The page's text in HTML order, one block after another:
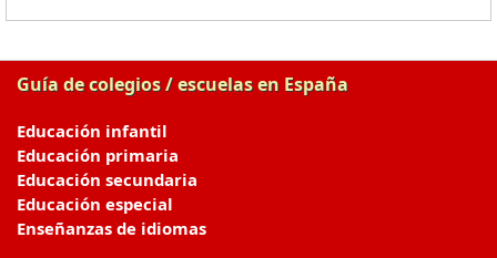
Guía de colegios / escuelas en España
Educación infantil
Educación primaria
Educación secundaria
Educación especial
Enseñanzas de idiomas